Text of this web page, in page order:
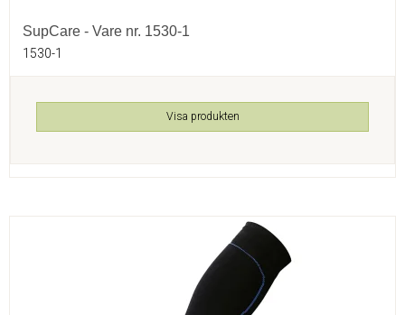
SupCare - Vare nr. 1530-1
1530-1
Visa produkten